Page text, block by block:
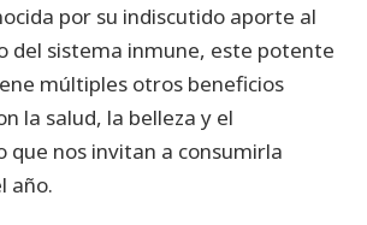
por su indiscutido aporte al
del sistema inmune, este potente
múltiples otros beneficios
la salud, la belleza y el
que nos invitan a consumirla
año.